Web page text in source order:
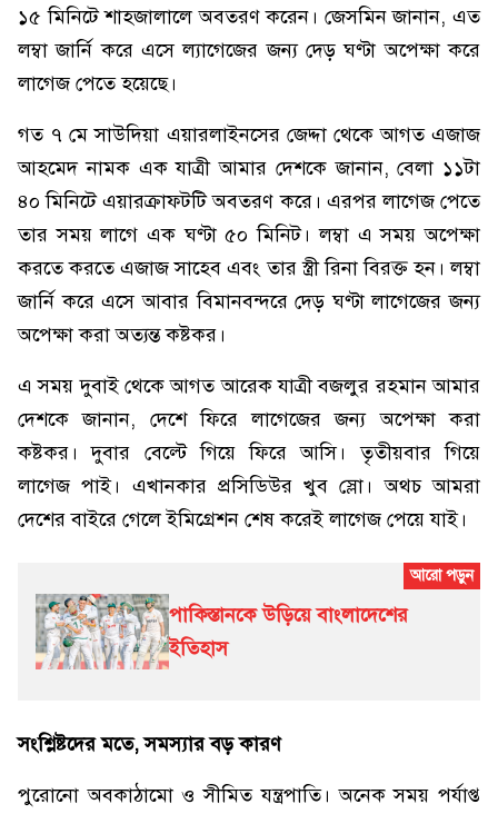
১৫ মিনিটে শাহজালালে অবতরণ করেন। জেসমিন জানান, এত
লম্বা জার্নি করে এসে ল্যাগেজের জন্য দেড় ঘণ্টা অপেক্ষা করে
লাগেজ পেতে হয়েছে।
গত ৭ মে সাউদিয়া এয়ারলাইনসের জেদ্দা থেকে আগত এজাজ
আহমেদ নামক এক যাত্রী আমার দেশকে জানান, বেলা ১১টা
৪০ মিনিটে এয়ারক্রাফটটি অবতরণ করে। এরপর লাগেজ পেতে
তার সময় লাগে এক ঘণ্টা ৫০ মিনিট। লম্বা এ সময় অপেক্ষা
করতে করতে এজাজ সাহেব এবং তার স্ত্রী রিনা বিরক্ত হন। লম্বা
জার্নি করে এসে আবার বিমানবন্দরে দেড় ঘণ্টা লাগেজের জন্য
অপেক্ষা করা অত্যন্ত কষ্টকর।
এ সময় দুবাই থেকে আগত আরেক যাত্রী বজলুর রহমান আমার
দেশকে জানান, দেশে ফিরে লাগেজের জন্য অপেক্ষা করা
কষ্টকর। দুবার বেল্টে গিয়ে ফিরে আসি। তৃতীয়বার গিয়ে
লাগেজ পাই। এখানকার প্রসিডিউর খুব স্লো। অথচ আমরা
দেশের বাইরে গেলে ইমিগ্রেশন শেষ করেই লাগেজ পেয়ে যাই।
পাকিস্তানকে উড়িয়ে বাংলাদেশের
ইতিহাস
সংশ্লিষ্টদের মতে, সমস্যার বড় কারণ
পুরোনো অবকাঠামো ও সীমিত যন্ত্রপাতি। অনেক সময় পর্যাপ্ত